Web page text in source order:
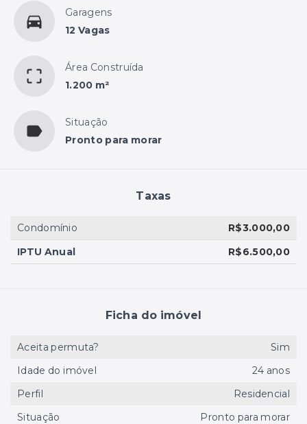
Garagens
12 Vagas
Área Construída
1.200 m²
Situação
Pronto para morar
Taxas
Condomínio
R$3.000,00
IPTU Anual
R$6.500,00
Ficha do imóvel
Aceita permuta?
Sim
Idade do imóvel
24 anos
Perfil
Residencial
Situação
Pronto para morar